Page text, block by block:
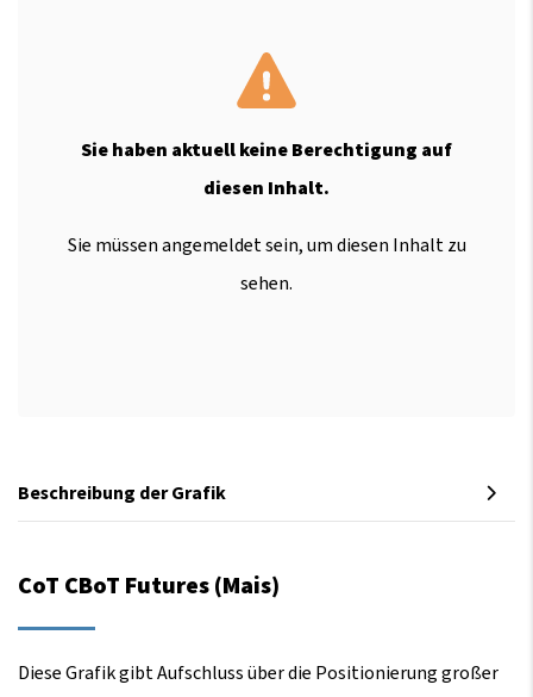
Sie haben aktuell keine Berechtigung auf
diesen Inhalt.
Sie müssen angemeldet sein, um diesen Inhalt zu
sehen.
Beschreibung der Grafik
CoT CBoT Futures (Mais)
Diese Grafik gibt Aufschluss über die Positionierung großer